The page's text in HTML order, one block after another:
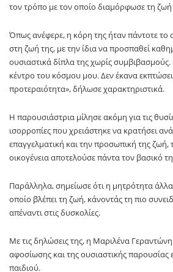
τον τρόπο με τον οποίο διαμόρφωσε τη ζωή
Όπως ανέφερε, η κόρη της ήταν πάντοτε
στη ζωή της, με την ίδια να προσπαθεί
ουσιαστικά δίπλα της χωρίς
κέντρο του κόσμου μου. Δεν έκανα
προτεραιότητα», δήλωσε χαρακτηριστικά.
Η παρουσιάστρια μίλησε ακόμη για τις
ισορροπίες που χρειάστηκε να κρατήσει
επαγγελματική και την προσωπική της ζωή,
οικογένεια αποτελούσε πάντα τον βασικό
Παράλληλα, σημείωσε ότι η μητρότητα
οποίο βλέπει τη ζωή, κάνοντάς τη πιο
απέναντι στις δυσκολίες.
Με τις δηλώσεις της, η Μαριλένα
αφοσίωσης και της ουσιαστικής παρουσίας
παιδιού.